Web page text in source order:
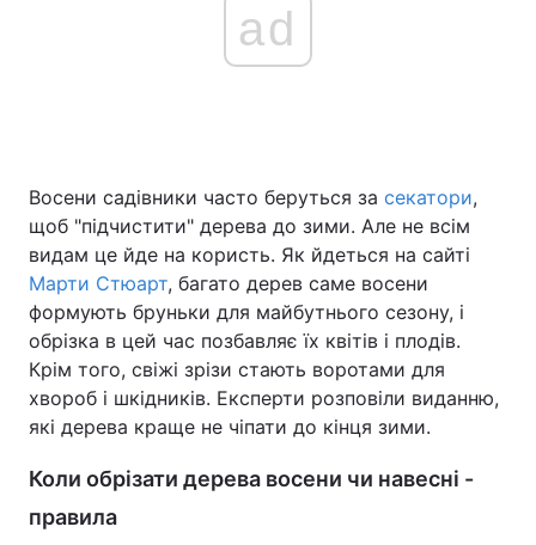
ad
Восени садівники часто беруться за секатори,
щоб "підчистити" дерева до зими. Але не всім
видам це йде на користь. Як йдеться на сайті
Марти Стюарт, багато дерев саме восени
формують бруньки для майбутнього сезону, і
обрізка в цей час позбавляє їх квітів і плодів.
Крім того, свіжі зрізи стають воротами для
хвороб і шкідників. Експерти розповіли виданню,
які дерева краще не чіпати до кінця зими.
Коли обрізати дерева восени чи навесні -
правила